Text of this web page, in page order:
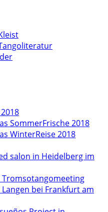
SommerFrische 2018
WinterReise 2018
salon in Heidelberg im
bei Frankfurt am